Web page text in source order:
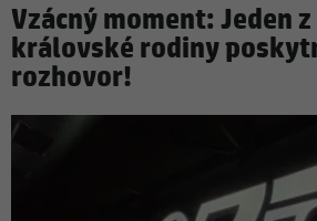
Vzácný moment: Jeden
královské rodiny
rozhovor!